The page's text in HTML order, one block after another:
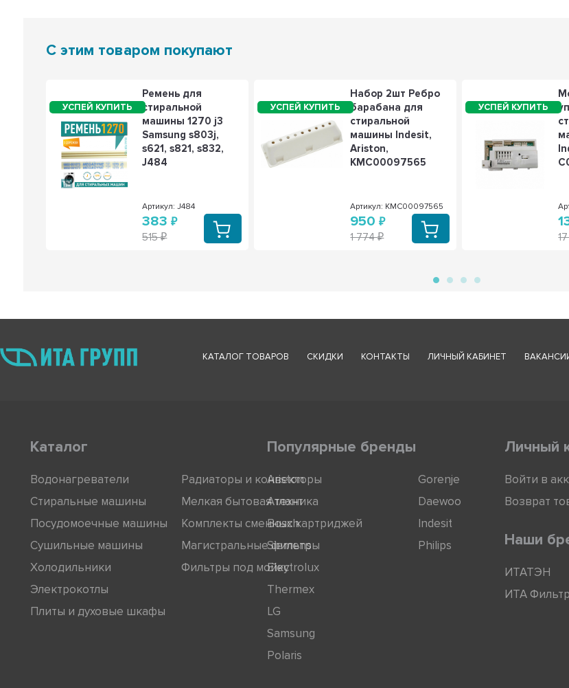
С этим товаром покупают
Ремень для
стиральной
машины 1270 j3
Samsung s803j,
s621, s821, s832,
J484
Артикул: J484
383
515
Набор 2шт Ребро
барабана для
стиральной
машины Indesit,
Ariston,
KMC00097565
Артикул: KMC00097565
950
1 774
КАТАЛОГ ТОВАРОВ СКИДКИ КОНТАКТЫ ЛИЧНЫЙ КАБИНЕТ
Каталог
Водонагреватели
Стиральные машины
Посудомоечные машины
Сушильные машины
Холодильники
Электрокотлы
Плиты и духовые шкафы
Радиаторы и конвекторы
Мелкая бытовая техника
Комплекты сменных картриджей
Магистральные фильтры
Фильтры под мойку
Популярные бренды
Ariston
Атлант
Bosch
Siemens
Electrolux
Thermex
LG
Samsung
Polaris
Gorenje
Daewoo
Indesit
Philips
Личный
Войти в
Возврат
Наши
ИТАТЭН
ИТА Фильтр